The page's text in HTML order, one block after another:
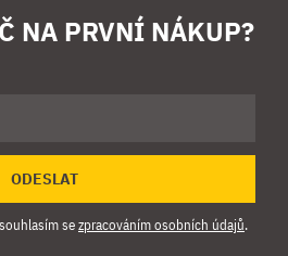
NA PRVNÍ NÁKUP?
ODESLAT
sezpracováním osobních údajů.